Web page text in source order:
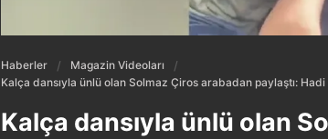
Haberler
Magazin Videoları
Kalça dansıyla ünlü olan Solmaz Çiros arabadan paylaştı:
Kalça dansıyla ünlü olan